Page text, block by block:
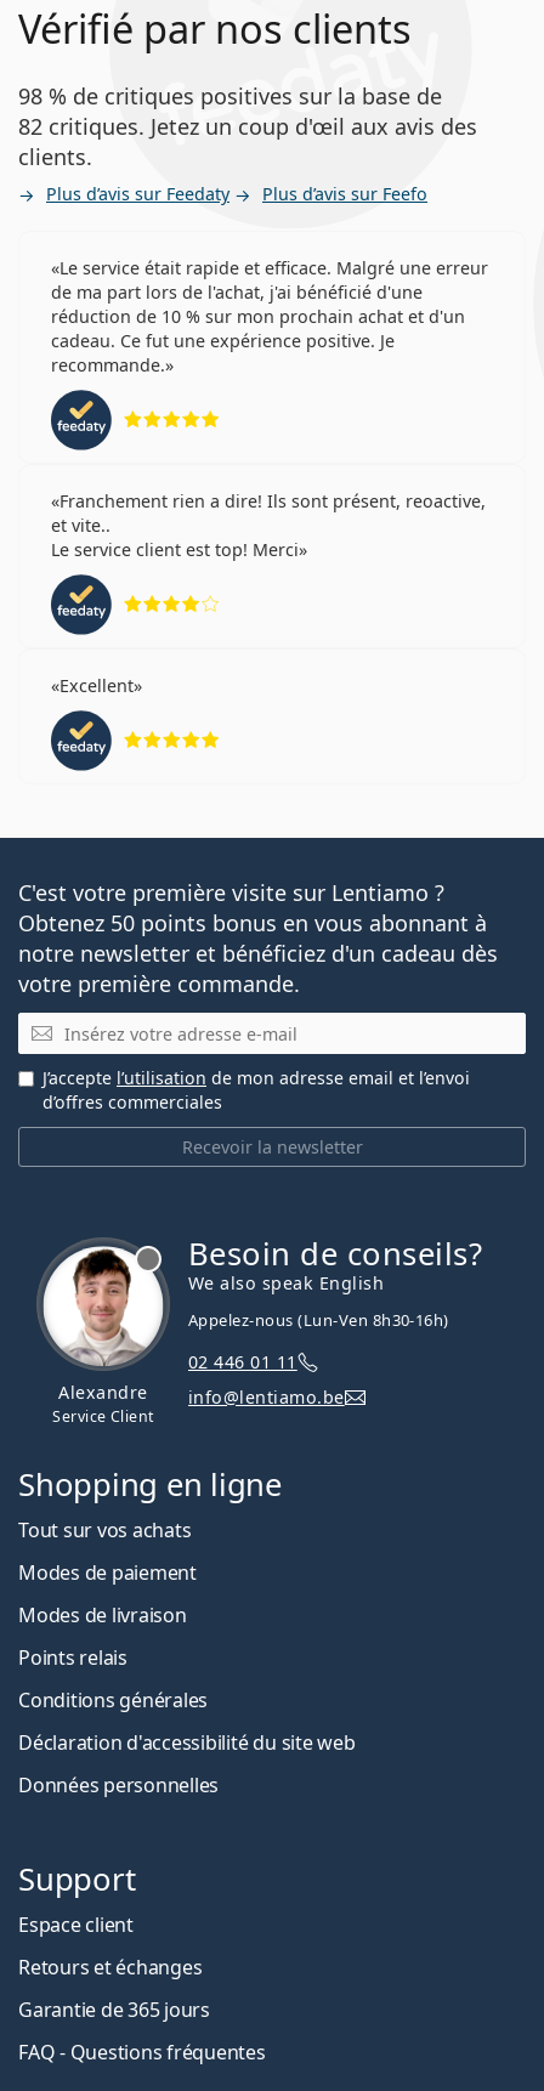
Vérifié par nos clients
98 % de critiques positives sur la base de
82 critiques. Jetez un coup d'œil aux avis des
clients.
Plus d’avis sur Feedaty Plus d’avis sur Feefo
Le service était rapide et efficace. Malgré une erreur
de ma part lors de l'achat, j'ai bénéficié d'une
réduction de 10 % sur mon prochain achat et d'un
cadeau. Ce fut une expérience positive. Je
recommande.
Franchement rien a dire! Ils sont présent, reoactive,
et vite..
Le service client est top! Merci
Excellent
C'est votre première visite sur Lentiamo ?
Obtenez 50 points bonus en vous abonnant à
notre newsletter et bénéficiez d'un cadeau dès
votre première commande.
E-mail
Recevoir la newsletter
J’accepte l’utilisation de mon adresse email et l’envoi
d’offres commerciales
Alexandre
Service Client
Besoin de conseils?
We also speak English
Appelez-nous (Lun-Ven 8h30-16h)
02 446 01 11
info@lentiamo.be
Shopping en ligne
Tout sur vos achats
Modes de paiement
Modes de livraison
Points relais
Conditions générales
Déclaration d'accessibilité du site web
Données personnelles
Support
Espace client
Retours et échanges
Garantie de 365 jours
FAQ - Questions fréquentes